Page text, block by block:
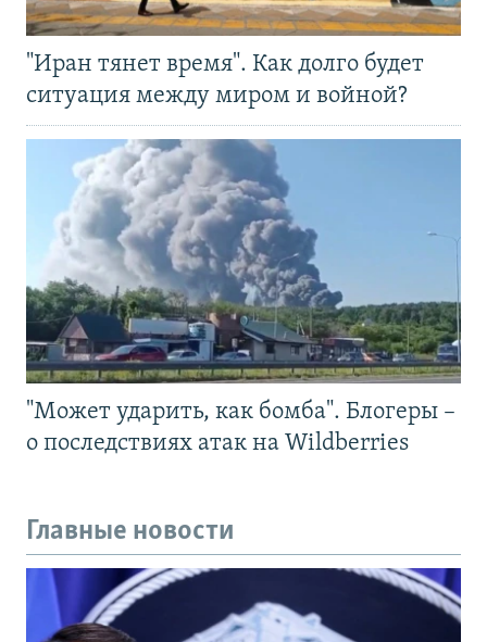
"Иран тянет время". Как долго будет
ситуация между миром и войной?
"Может ударить, как бомба". Блогеры –
о последствиях атак на Wildberries
Главные новости